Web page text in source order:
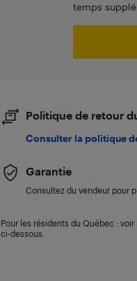
temps
Politique de retour
Consulter la politique
Garantie
Consultez du vendeur pour
Pour les résidents du Québec :
ci-dessous.